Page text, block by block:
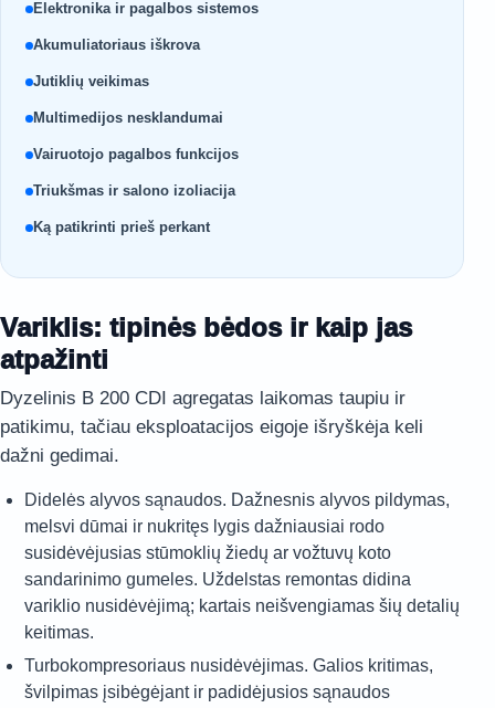
Elektronika ir pagalbos sistemos
Akumuliatoriaus iškrova
Jutiklių veikimas
Multimedijos nesklandumai
Vairuotojo pagalbos funkcijos
Triukšmas ir salono izoliacija
Ką patikrinti prieš perkant
Variklis: tipinės bėdos ir kaip jas
atpažinti
Dyzelinis B 200 CDI agregatas laikomas taupiu ir
patikimu, tačiau eksploatacijos eigoje išryškėja keli
dažni gedimai.
Didelės alyvos sąnaudos. Dažnesnis alyvos pildymas,
melsvi dūmai ir nukritęs lygis dažniausiai rodo
susidėvėjusias stūmoklių žiedų ar vožtuvų koto
sandarinimo gumeles. Uždelstas remontas didina
variklio nusidėvėjimą; kartais neišvengiamas šių detalių
keitimas.
Turbokompresoriaus nusidėvėjimas. Galios kritimas,
švilpimas įsibėgėjant ir padidėjusios sąnaudos